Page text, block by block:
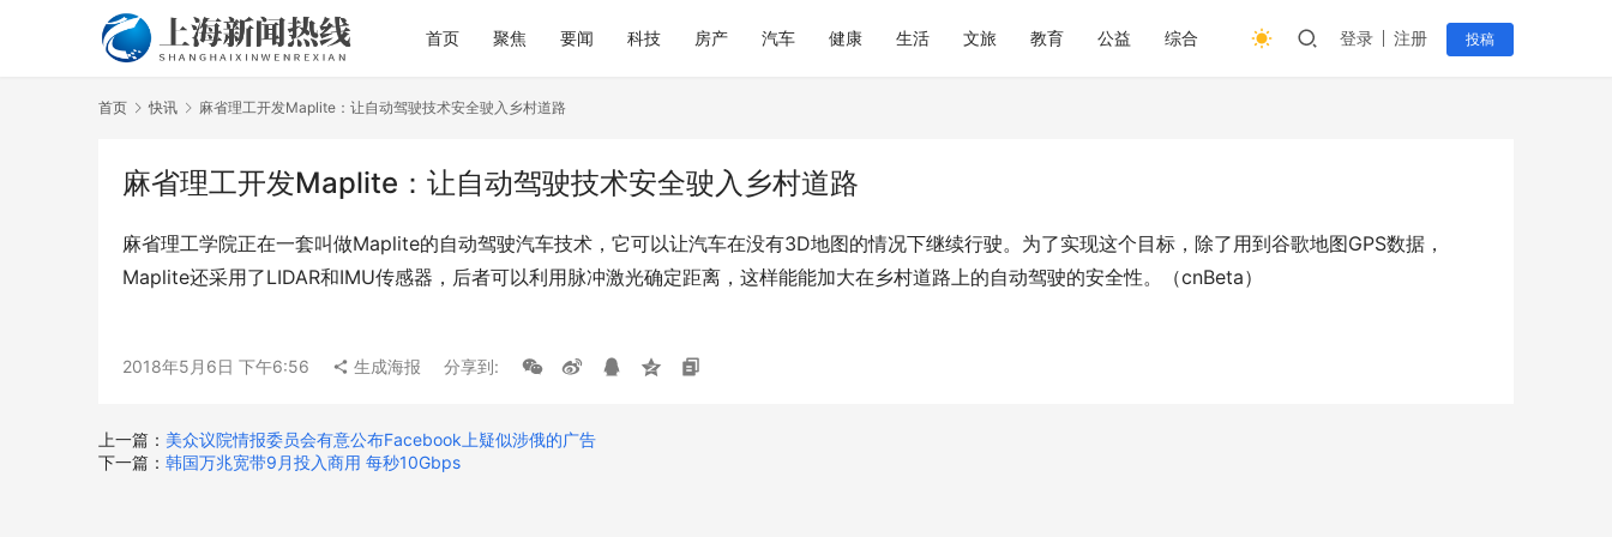
首页 聚焦 要闻 科技 房产 汽车 健康 生活 文旅 教育 公益 综合 登录 注册 投稿
首页 快讯 麻省理工开发Maplite：让自动驾驶技术安全驶入乡村道路
麻省理工开发Maplite：让自动驾驶技术安全驶入乡村道路
麻省理工学院正在一套叫做Maplite的自动驾驶汽车技术，它可以让汽车在没有3D地图的情况下继续行驶。为了实现这个目标，除了用到谷歌地图GPS数据，
Maplite还采用了LIDAR和IMU传感器，后者可以利用脉冲激光确定距离，这样能能加大在乡村道路上的自动驾驶的安全性。（cnBeta）
2018年5月6日 下午6:56 生成海报 分享到:
上一篇： 美众议院情报委员会有意公布Facebook上疑似涉俄的广告
下一篇： 韩国万兆宽带9月投入商用 每秒10Gbps